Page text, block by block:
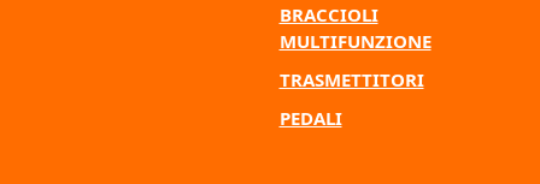
BRACCIOLI
MULTIFUNZIONE
TRASMETTITORI
PEDALI